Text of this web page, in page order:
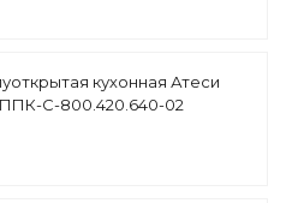
кухонная Атеси
С-800.420.640-02